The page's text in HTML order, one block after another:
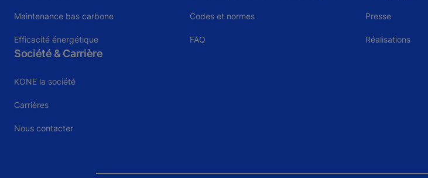
Maintenance bas carbone
Efficacité énergétique
Codes et normes
FAQ
Presse
Réalisations
Société & Carrière
KONE la société
Carrières
Nous contacter